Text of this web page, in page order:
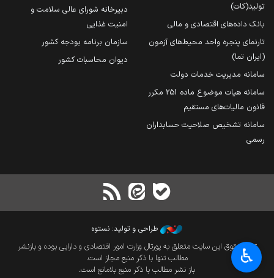
تولید(کات)
بانک داده‌های اقتصادی و مالی
تارنمای پنجره واحد محیط‌های آزمون
(ایران تما)
سامانه مدیریت خدمات دولت
سامانه هیات موضوع ماده 251 مکرر
قانون مالیات‌های مستقیم
سامانه تشخیص صلاحیت حسابداران
رسمی
دبیرخانه شورای عالی سلامت و
امنیت غذایی
سازمان برنامه بودجه کشور
دیوان محاسبات کشور
طراحی و تولید: نستوه
تمام حقوق این سایت متعلق به پورتال وزارت امور اقتصادی و دارایی بوده و بازنشر
مطالب تنها با ذکر منبع مجاز است.
باز نشر مطالب با ذکر منبع بلامانع است.
♿︎